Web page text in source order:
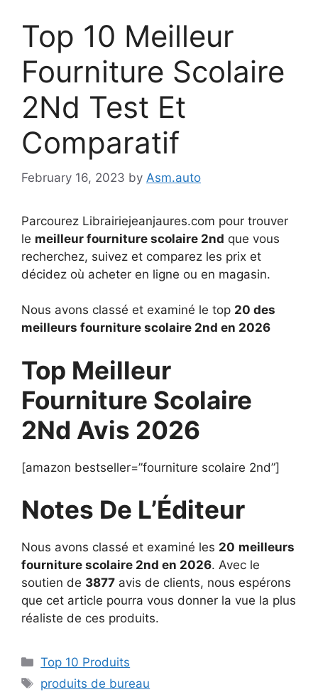
Top 10 Meilleur
Fourniture Scolaire
2Nd Test Et
Comparatif
February 16, 2023 by Asm.auto
Parcourez Librairiejeanjaures.com pour trouver
le meilleur fourniture scolaire 2nd que vous
recherchez, suivez et comparez les prix et
décidez où acheter en ligne ou en magasin.
Nous avons classé et examiné le top 20 des
meilleurs fourniture scolaire 2nd en 2026
Top Meilleur
Fourniture Scolaire
2Nd Avis 2026
[amazon bestseller=”fourniture scolaire 2nd”]
Notes De L’Éditeur
Nous avons classé et examiné les 20 meilleurs
fourniture scolaire 2nd en 2026. Avec le
soutien de 3877 avis de clients, nous espérons
que cet article pourra vous donner la vue la plus
réaliste de ces produits.
Top 10 Produits
produits de bureau